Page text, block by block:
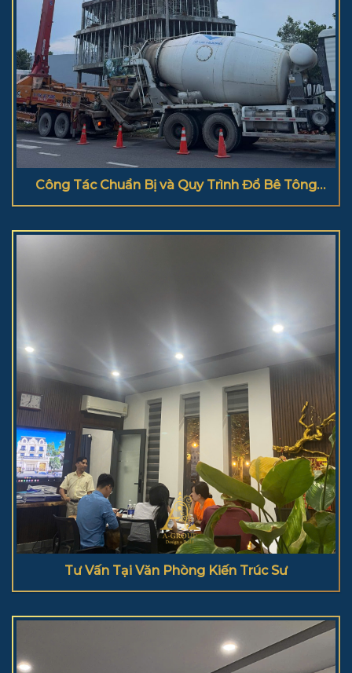
Công Tác Chuẩn Bị và Quy Trình Đổ Bê Tông
Tư Vấn Tại Văn Phòng Kiến Trúc Sư